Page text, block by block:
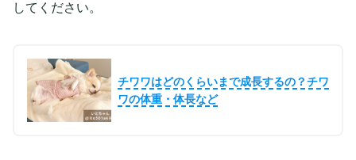
してください。
チワワはどのくらいまで成長するの？チワ
ワの体重・体長など